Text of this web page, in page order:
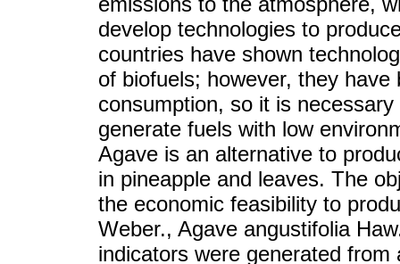
develop technologies to
countries have shown
of biofuels; however, they
consumption, so it is
generate fuels with low
Agave is an alternative to
in pineapple and leaves. The
the economic feasibility to
Weber., Agave angustifolia
indicators were generated